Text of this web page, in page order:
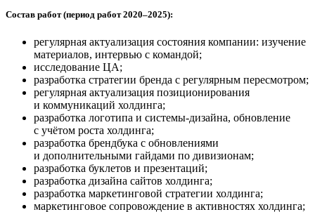
Состав работ (период работ 2020–2025):
регулярная актуализация состояния компании: изучение
материалов, интервью с командой;
исследование ЦА;
разработка стратегии бренда с регулярным пересмотром;
регулярная актуализация позиционирования
и коммуникаций холдинга;
разработка логотипа и системы-дизайна, обновление
с учётом роста холдинга;
разработка брендбука с обновлениями
и дополнительными гайдами по дивизионам;
разработка буклетов и презентаций;
разработка дизайна сайтов холдинга;
разработка маркетинговой стратегии холдинга;
маркетинговое сопровождение в активностях холдинга;